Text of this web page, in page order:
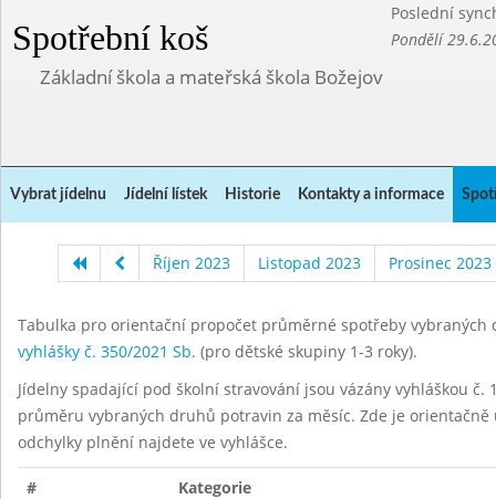
Spotřební koš
Poslední
Pondělí
Základní škola a mateřská škola Božejov
Vybrat jídelnu Jídelní lístek Historie Kontakty a informace
Říjen 2023 Listopad 2023 Prosinec 2023
Tabulka pro orientační propočet průměrné spotřeby
vyhlášky č. 350/2021 Sb. (pro dětské skupiny 1-3 roky).
Jídelny spadající pod školní stravování jsou vázány vyhláškou
průměru vybraných druhů potravin za měsíc. Zde je
odchylky plnění najdete ve vyhlášce.
#
Kategorie